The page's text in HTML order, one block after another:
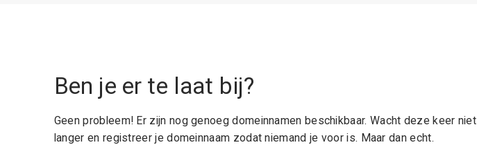
Ben je er te laat bij?
Geen probleem! Er zijn nog genoeg domeinnamen beschikbaar. Wacht deze keer niet
langer en registreer je domeinnaam zodat niemand je voor is. Maar dan echt.